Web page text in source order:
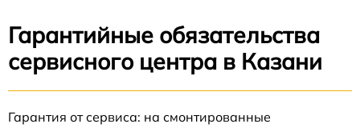
Гарантийные обязательства
сервисного центра в Казани
Гарантия от сервиса: на смонтированные